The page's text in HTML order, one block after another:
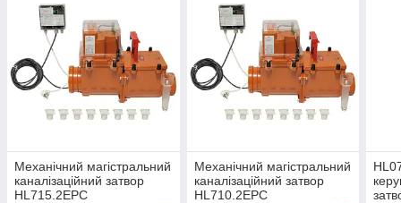
Механічний магістральний
каналізаційний затвор
HL715.2EPC
Механічний магістральний
каналізаційний затвор
HL710.2EPC